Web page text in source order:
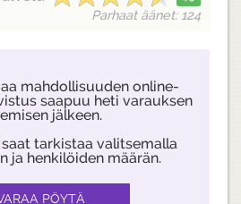
Parhaat äänet: 124
mahdollisuuden online-
saapuu heti varauksen
jälkeen.
tarkistaa valitsemalla
ja henkilöiden määrän.